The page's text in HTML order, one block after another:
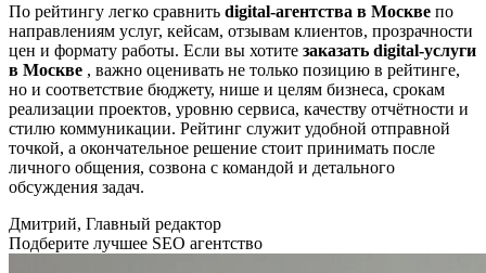
По рейтингу легко сравнить digital-агентства в Москве по
направлениям услуг, кейсам, отзывам клиентов, прозрачности
цен и формату работы. Если вы хотите заказать digital-услуги
в Москве , важно оценивать не только позицию в рейтинге,
но и соответствие бюджету, нише и целям бизнеса, срокам
реализации проектов, уровню сервиса, качеству отчётности и
стилю коммуникации. Рейтинг служит удобной отправной
точкой, а окончательное решение стоит принимать после
личного общения, созвона с командой и детального
обсуждения задач.
Дмитрий, Главный редактор
Подберите лучшее SEO агентство